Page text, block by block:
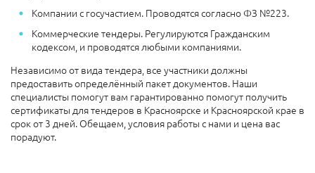
Компании с госучастием. Проводятся согласно ФЗ №223.
Коммерческие тендеры. Регулируются Гражданским
кодексом, и проводятся любыми компаниями.
Независимо от вида тендера, все участники должны
предоставить определённый пакет документов. Наши
специалисты помогут вам гарантированно помогут получить
сертификаты для тендеров в Красноярске и Красноярской крае в
срок от 3 дней. Обещаем, условия работы с нами и цена вас
порадуют.